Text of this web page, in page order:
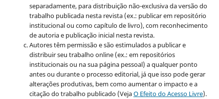
separadamente, para distribuição não-exclusiva da versão do
trabalho publicada nesta revista (ex.: publicar em repositório
institucional ou como capítulo de livro), com reconhecimento
de autoria e publicação inicial nesta revista.
Autores têm permissão e são estimulados a publicar e
distribuir seu trabalho online (ex.: em repositórios
institucionais ou na sua página pessoal) a qualquer ponto
antes ou durante o processo editorial, já que isso pode gerar
alterações produtivas, bem como aumentar o impacto e a
citação do trabalho publicado (VejaO Efeito do Acesso Livre).